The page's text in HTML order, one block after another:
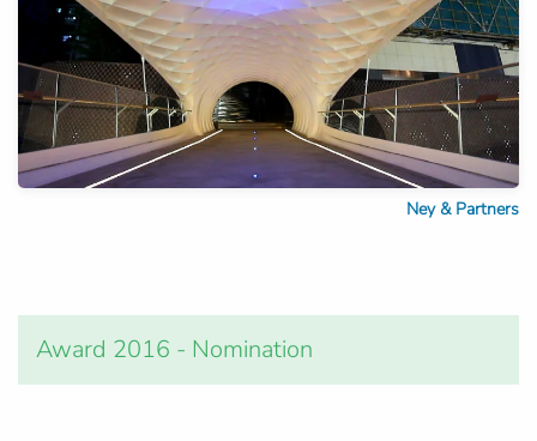
Ney & Partners
Award 2016 - Nomination